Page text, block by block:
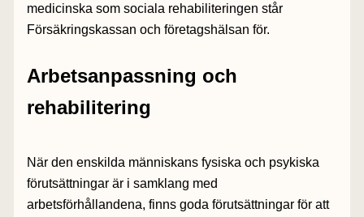
medicinska som sociala rehabiliteringen står
Försäkringskassan och företagshälsan för.
Arbetsanpassning och
rehabilitering
När den enskilda människans fysiska och psykiska
förutsättningar är i samklang med
arbetsförhållandena, finns goda förutsättningar för att